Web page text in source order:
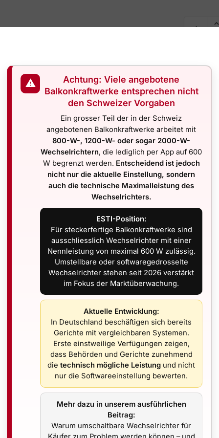
Beschreibung
mit bifazialen 420-W-
mit hocheffizienter Stromerzeugung. Statt
Gärten oder Terrassen. Dankbifazialer 420-
Licht von hinten zur Stromproduktion genutzt.
Technologie
W pro Modul)erzeugen Strom von beiden Seiten.
% Mehrertraggegenüber herkömmlichen Modulen.
1 Modul bis zur Grossanlage
mehr) für 4 Module oder mehr bestellen sie einfach
geeignet.
nutzbar
Wechselrichter (z. B. 600 W)und optionalem Speicher
werden
mehrere Module verteilen
⚠
Achtung: Viele angebotene
Balkonkraftwerke entsprechen nicht
den Schweizer Vorgaben
Ein grosser Teil der in der Schweiz
angebotenen Balkonkraftwerke arbeitet mit
800-W-, 1200-W- oder sogar 2000-W-
Wechselrichtern, die lediglich per App auf 600
W begrenzt werden. Entscheidend ist jedoch
nicht nur die aktuelle Einstellung, sondern
auch die technische Maximalleistung des
Wechselrichters.
ESTI-Position:
Für steckerfertige Balkonkraftwerke sind
ausschliesslich Wechselrichter mit einer
Nennleistung von maximal 600 W zulässig.
Umstellbare oder softwaregedrosselte
Wechselrichter stehen seit 2026 verstärkt
im Fokus der Marktüberwachung.
Aktuelle Entwicklung:
In Deutschland beschäftigen sich bereits
Gerichte mit vergleichbaren Systemen.
Erste einstweilige Verfügungen zeigen,
dass Behörden und Gerichte zunehmend
die technisch mögliche Leistung und nicht
nur die Softwareeinstellung bewerten.
Mehr dazu in unserem ausführlichen
Beitrag:
Warum umschaltbare Wechselrichter für